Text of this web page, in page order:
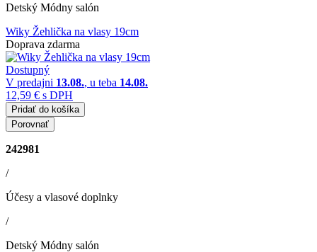
Detský Módny salón
Wiky Žehlička na vlasy 19cm
Doprava zdarma
Dostupný
V predajni 13.08., u teba 14.08.
12,59 € s DPH
Pridať do košíka
Porovnať
242981
/
Účesy a vlasové doplnky
/
Detský Módny salón